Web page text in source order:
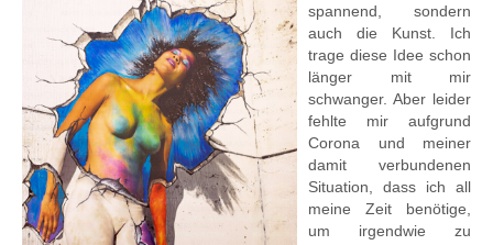
spannend, sondern
auch die Kunst. Ich
trage diese Idee schon
länger mit mir
schwanger. Aber leider
fehlte mir aufgrund
Corona und meiner
damit verbundenen
Situation, dass ich all
meine Zeit benötige,
um irgendwie zu